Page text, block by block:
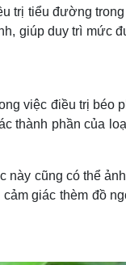
Nghệ sĩ
Thời trang
trị tiểu đường
giúp duy trì mức
việc điều trị béo
thành phần của
này cũng có thể
giác thèm đồ